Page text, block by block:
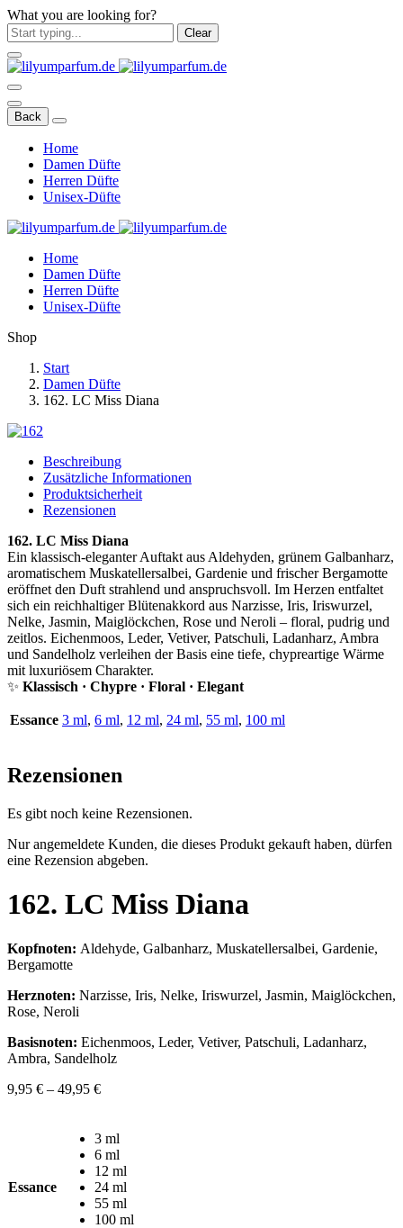
What you are looking for?
Clear
Back
Home
Damen Düfte
Herren Düfte
Unisex-Düfte
Home
Damen Düfte
Herren Düfte
Unisex-Düfte
Shop
Start
Damen Düfte
162. LC Miss Diana
Beschreibung
Zusätzliche Informationen
Produktsicherheit
Rezensionen
162. LC Miss Diana
Ein klassisch-eleganter Auftakt aus Aldehyden, grünem Galbanharz,
aromatischem Muskatellersalbei, Gardenie und frischer Bergamotte
eröffnet den Duft strahlend und anspruchsvoll. Im Herzen entfaltet
sich ein reichhaltiger Blütenakkord aus Narzisse, Iris, Iriswurzel,
Nelke, Jasmin, Maiglöckchen, Rose und Neroli – floral, pudrig und
zeitlos. Eichenmoos, Leder, Vetiver, Patschuli, Ladanharz, Ambra
und Sandelholz verleihen der Basis eine tiefe, chypreartige Wärme
mit luxuriösem Charakter.
✨ Klassisch · Chypre · Floral · Elegant
Essance 3 ml, 6 ml, 12 ml, 24 ml, 55 ml, 100 ml
Rezensionen
Es gibt noch keine Rezensionen.
Nur angemeldete Kunden, die dieses Produkt gekauft haben, dürfen
eine Rezension abgeben.
162. LC Miss Diana
Kopfnoten: Aldehyde, Galbanharz, Muskatellersalbei, Gardenie,
Bergamotte
Herznoten: Narzisse, Iris, Nelke, Iriswurzel, Jasmin, Maiglöckchen,
Rose, Neroli
Basisnoten: Eichenmoos, Leder, Vetiver, Patschuli, Ladanharz,
Ambra, Sandelholz
9,95 € – 49,95 €
Essance
3 ml
6 ml
12 ml
24 ml
55 ml
100 ml